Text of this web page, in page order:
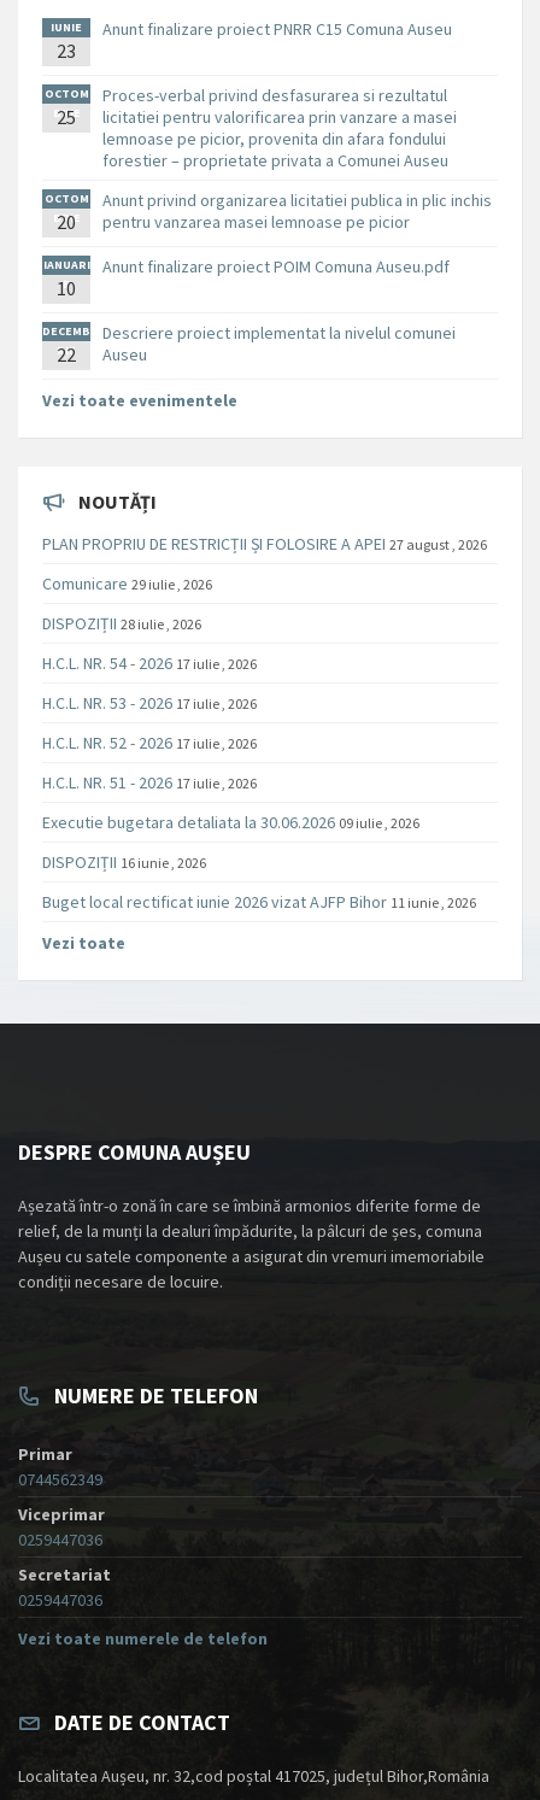
IUNIE
23
Anunt finalizare proiect PNRR C15 Comuna Auseu
OCTOM
BRIE
25
Proces-verbal privind desfasurarea si rezultatul
licitatiei pentru valorificarea prin vanzare a masei
lemnoase pe picior, provenita din afara fondului
forestier – proprietate privata a Comunei Auseu
OCTOM
BRIE
20
Anunt privind organizarea licitatiei publica in plic inchis
pentru vanzarea masei lemnoase pe picior
IANUARI
E
10
Anunt finalizare proiect POIM Comuna Auseu.pdf
DECEMB
RIE
22
Descriere proiect implementat la nivelul comunei
Auseu
Vezi toate evenimentele
NOUTĂȚI
PLAN PROPRIU DE RESTRICȚII ȘI FOLOSIRE A APEI 27 august , 2026
Comunicare 29 iulie , 2026
DISPOZIȚII 28 iulie , 2026
H.C.L. NR. 54 - 2026 17 iulie , 2026
H.C.L. NR. 53 - 2026 17 iulie , 2026
H.C.L. NR. 52 - 2026 17 iulie , 2026
H.C.L. NR. 51 - 2026 17 iulie , 2026
Executie bugetara detaliata la 30.06.2026 09 iulie , 2026
DISPOZIȚII 16 iunie , 2026
Buget local rectificat iunie 2026 vizat AJFP Bihor 11 iunie , 2026
Vezi toate
DESPRE COMUNA AUȘEU
Așezată într-o zonă în care se îmbină armonios diferite forme de
relief, de la munți la dealuri împădurite, la pâlcuri de șes, comuna
Aușeu cu satele componente a asigurat din vremuri imemoriabile
condiții necesare de locuire.
NUMERE DE TELEFON
Primar
0744562349
Viceprimar
0259447036
Secretariat
0259447036
Vezi toate numerele de telefon
DATE DE CONTACT
Localitatea Aușeu, nr. 32,cod poștal 417025, județul Bihor,România